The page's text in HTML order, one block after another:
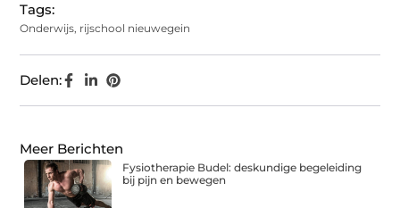
Tags:
Onderwijs, rijschool nieuwegein
Delen:
Meer Berichten
Fysiotherapie Budel: deskundige begeleiding
bij pijn en bewegen